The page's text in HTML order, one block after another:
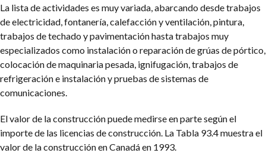
La lista de actividades es muy variada, abarcando desde trabajos
de electricidad, fontanería, calefacción y ventilación, pintura,
trabajos de techado y pavimentación hasta trabajos muy
especializados como instalación o reparación de grúas de pórtico,
colocación de maquinaria pesada, ignifugación, trabajos de
refrigeración e instalación y pruebas de sistemas de
comunicaciones.
El valor de la construcción puede medirse en parte según el
importe de las licencias de construcción. La Tabla 93.4 muestra el
valor de la construcción en Canadá en 1993.